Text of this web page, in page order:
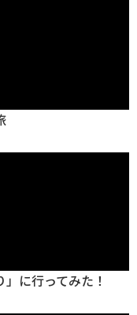
に行ってみた！